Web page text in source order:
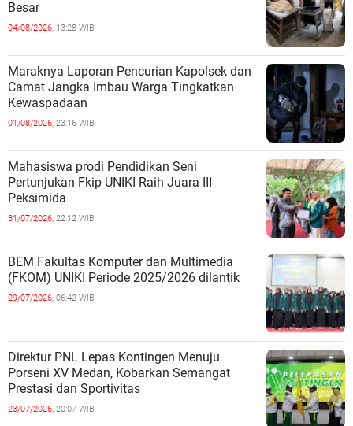
Besar
04/08/2026, 13:28 WIB
Maraknya Laporan Pencurian Kapolsek dan
Camat Jangka Imbau Warga Tingkatkan
Kewaspadaan
01/08/2026, 23:16 WIB
Mahasiswa prodi Pendidikan Seni
Pertunjukan Fkip UNIKI Raih Juara III
Peksimida
31/07/2026, 22:12 WIB
BEM Fakultas Komputer dan Multimedia
(FKOM) UNIKI Periode 2025/2026 dilantik
29/07/2026, 06:42 WIB
Direktur PNL Lepas Kontingen Menuju
Porseni XV Medan, Kobarkan Semangat
Prestasi dan Sportivitas
23/07/2026, 20:07 WIB